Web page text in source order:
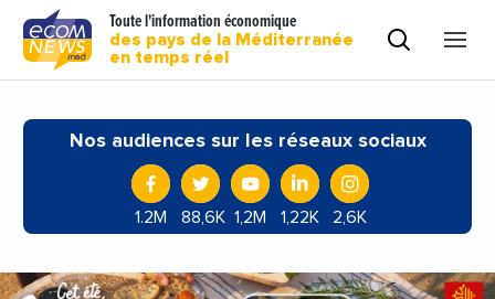
Toute l'information économique
des pays de la Méditerranée
en temps réel
Nos audiences sur les réseaux sociaux
1.2M 88,6K 1,2M 1,22K 2,6K